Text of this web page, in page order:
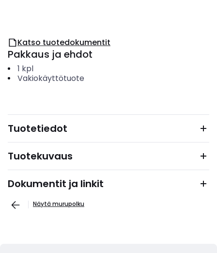
Katso tuotedokumentit
Pakkaus ja ehdot
1 kpl
Vakiokäyttötuote
Tuotetiedot
Tuotekuvaus
Dokumentit ja linkit
Näytä murupolku